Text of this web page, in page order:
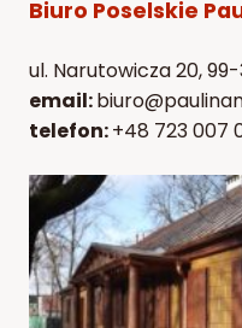
Biuro Poselskie
ul. Narutowicza 20,
email:
telefon:+48 723 007